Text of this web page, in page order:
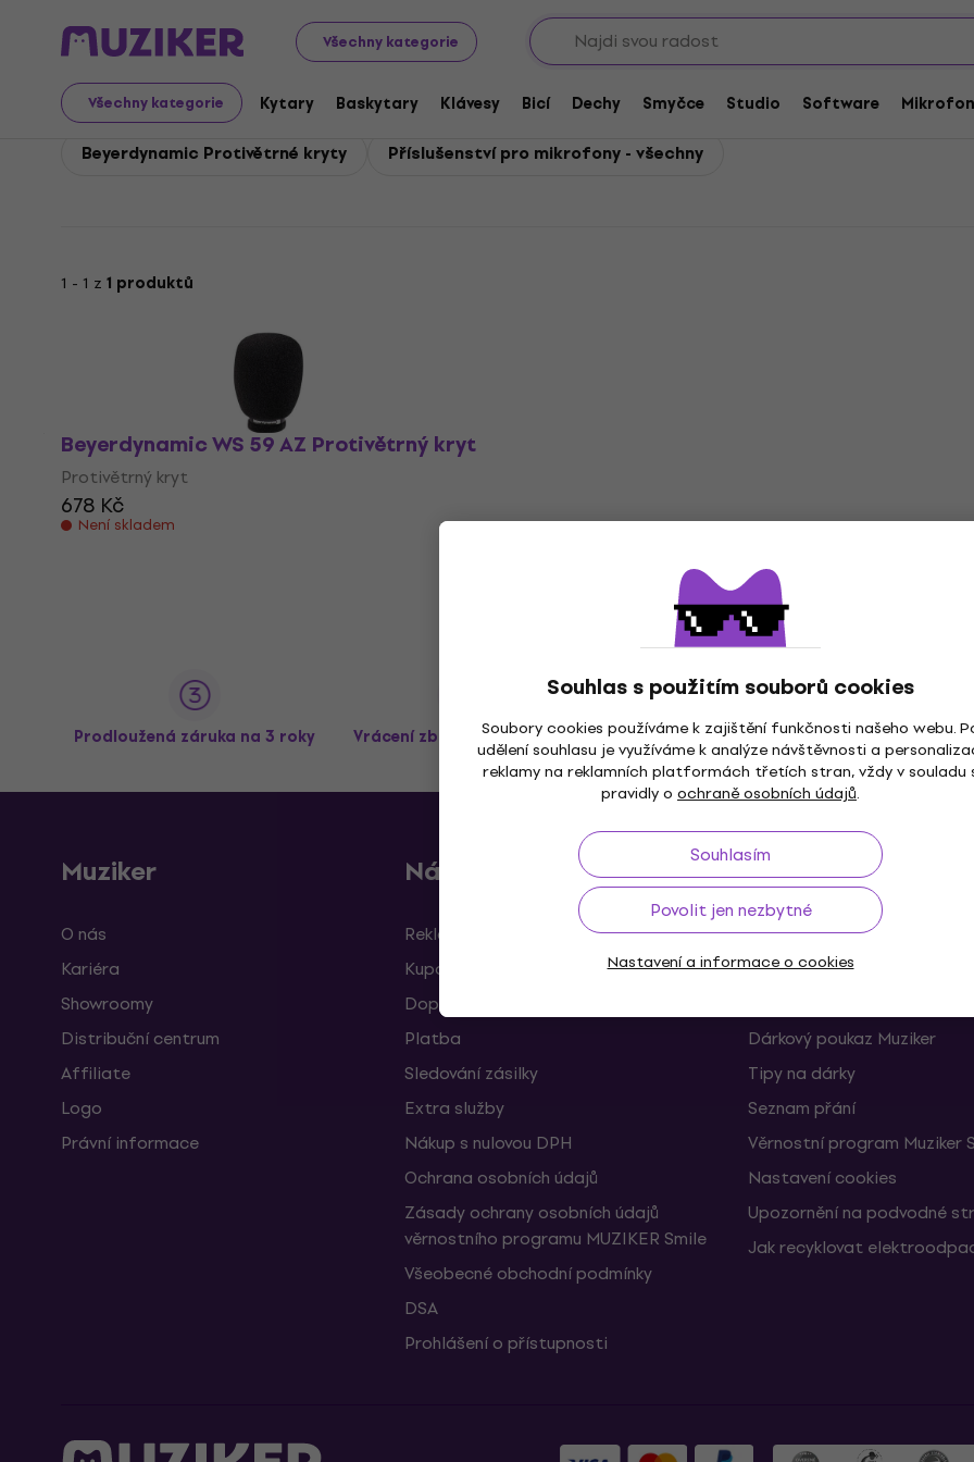
Všechny kategorie
Všechny kategorie Kytary Baskytary Klávesy Bicí Dechy Smyčce Studio Software
Souhlas s použitím souborů cookies
Soubory cookies používáme k zajištění funkčnosti našeho webu.
udělení souhlasu je využíváme k analýze návštěvnosti a
reklamy na reklamních platformách třetích stran, vždy v souladu
pravidly o ochraně osobních údajů.
Souhlasím
Povolit jen nezbytné
Nastavení a informace o cookies
Beyerdynamic Mikrofony Beyerdynamic Příslušenství pro mikrofony
Beyerdynamic Příslušenství pro mikrofony
Beyerdynamic Protivětrné kryty Příslušenství pro mikrofony - všechny
1 - 1 z 1 produktů
Beyerdynamic WS 59 AZ Protivětrný kryt
Protivětrný kryt
678 Kč
Není skladem
Prodloužená záruka na 3 roky Vrácení zboží až do 30 dnů Doprava zdarmaod 2 500 Kč
Muziker
O nás
Kariéra
Showroomy
Distribuční centrum
Affiliate
Logo
Právní informace
Nákup
Reklamace a odstoupení od smlouvy
Kupóny
Doprava
Platba
Sledování zásilky
Extra služby
Nákup s nulovou DPH
Ochrana osobních údajů
Zásady ochrany osobních údajů
věrnostního programu MUZIKER Smile
Všeobecné obchodní podmínky
DSA
Prohlášení o přístupnosti
Užitečné
FAQ - Často kladené otázky
Muziker Blog
Dárkový poukaz Muziker
Tipy na dárky
Seznam přání
Věrnostní program Muziker
Nastavení cookies
Upozornění na podvodné
Jak recyklovat